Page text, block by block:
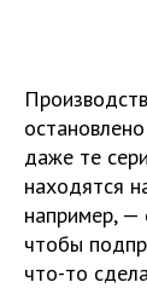
даже те
находятся
например, —
чтобы
что-то